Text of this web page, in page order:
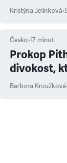
Kristýna Jelínková•
Česko•17 minut
Prokop
divokost,
Barbora Kroužková